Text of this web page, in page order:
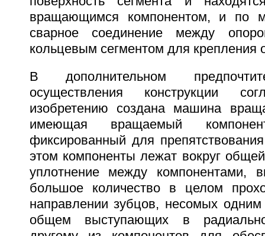
вращающимся компонентом, и по
сварное соединение между
кольцевым сегментом для крепления
В дополнительном
осуществления конструкции
изобретению создана машина
имеющая вращаемый
фиксированный для
этом компоненты лежат вокруг
уплотнение между компонентами,
большое количество в целом
направлении зубцов, несомых
общем выступающих в